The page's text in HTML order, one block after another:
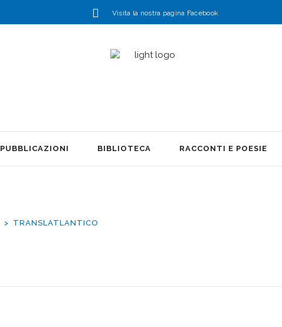
Visita la nostra pagina Facebook
PUBBLICAZIONI BIBLIOTECA RACCONTI E POESIE
TRANSLATLANTICO